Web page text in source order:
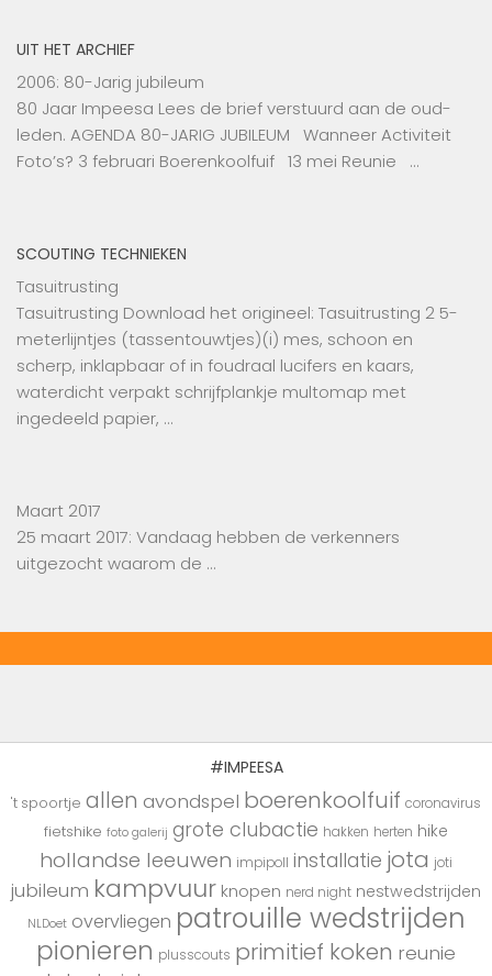
UIT HET ARCHIEF
2006: 80-Jarig jubileum
80 Jaar Impeesa Lees de brief verstuurd aan de oud-
leden. AGENDA 80-JARIG JUBILEUM Wanneer Activiteit
Foto’s? 3 februari Boerenkoolfuif 13 mei Reunie …
SCOUTING TECHNIEKEN
Tasuitrusting
Tasuitrusting Download het origineel: Tasuitrusting 2 5-
meterlijntjes (tassentouwtjes)(i) mes, schoon en
scherp, inklapbaar of in foudraal lucifers en kaars,
waterdicht verpakt schrijfplankje multomap met
ingedeeld papier, …
Maart 2017
25 maart 2017: Vandaag hebben de verkenners
uitgezocht waarom de …
#IMPEESA
't spoortje allen avondspel boerenkoolfuif coronavirus
fietshike foto galerij grote clubactie hakken herten hike
hollandse leeuwen impipoll installatie jota joti
jubileum kampvuur knopen nerd night nestwedstrijden
NLDoet overvliegen patrouille wedstrijden
pionieren plusscouts primitief koken reunie